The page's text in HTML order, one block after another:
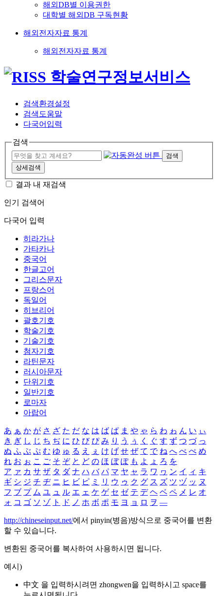
해외DB별 이용권한
대학별 해외DB 구독현황
해외전자자료 통계
해외전자자료 통계
검색환경설정
검색도움말
다국어입력
검색
검색
상세검색
결과 내 재검색
인기 검색어
다국어 입력
히라가나
가타카나
중국어
한글고어
그리스문자
프랑스어
독일어
히브리어
괄호기호
학술기호
기술기호
첨자기호
라틴문자
러시아문자
단위기호
일반기호
로마자
아랍어
あ ぁ か が さ ざ た だ な は ば ぱ ま や ゃ ら わ ゎ ん い ぃ
き ぎ し じ ち ぢ に ひ び ぴ み り う ぅ く ぐ す ず つ づ っ
ぬ ふ ぶ ぷ む ゆ ゅ る え ぇ け げ せ ぜ て で ね へ べ ぺ め
れ お ぉ こ ご そ ぞ と ど の ほ ぼ ぽ も よ ょ ろ を
ア ァ カ サ ザ タ ダ ナ ハ バ パ マ ヤ ャ ラ ワ ヮ ン イ ィ キ
ギ シ ジ チ ヂ ニ ヒ ビ ピ ミ リ ウ ゥ ク グ ス ズ ツ ヅ ッ ヌ
フ ブ プ ム ユ ュ ル エ ェ ケ ゲ セ ゼ テ デ ヘ ベ ペ メ レ オ
ォ コ ゴ ソ ゾ ト ド ノ ホ ボ ポ モ ヨ ョ ロ ヲ ―
http://chineseinput.net/에서 pinyin(병음)방식으로 중국어를 변환
할 수 있습니다.
변환된 중국어를 복사하여 사용하시면 됩니다.
예시)
中文 을 입력하시려면 zhongwen을 입력하시고 space를